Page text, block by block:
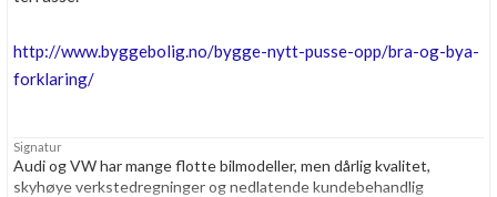
http://www.byggebolig.no/bygge-nytt-pusse-opp/bra-og-bya-
forklaring/
Signatur
Audi og VW har mange flotte bilmodeller, men dårlig kvalitet,
skyhøye verkstedregninger og nedlatende kundebehandlig